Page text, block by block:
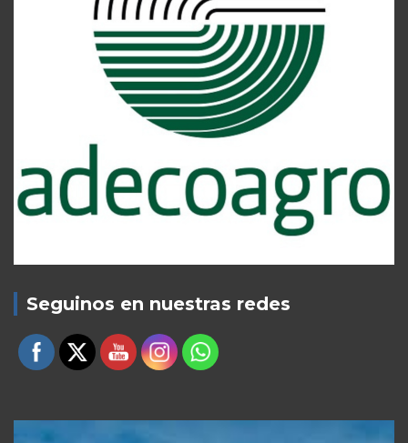
Seguinos en nuestras redes